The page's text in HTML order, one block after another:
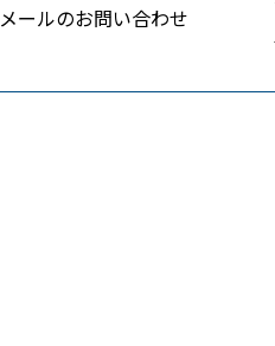
メールのお問い合わせ